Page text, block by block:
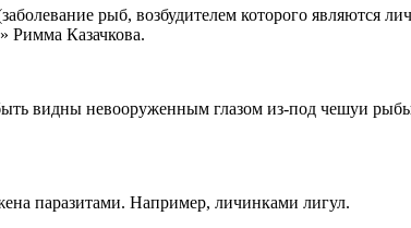
рыб, возбудителем которого являются
Римма Казачкова.
видны невооруженным глазом из-под чешуи
паразитами. Например, личинками лигул.